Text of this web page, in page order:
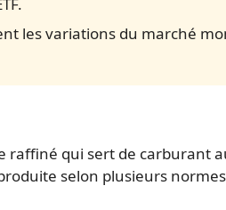
les variations du marché
raffiné qui sert de carburant
selon plusieurs